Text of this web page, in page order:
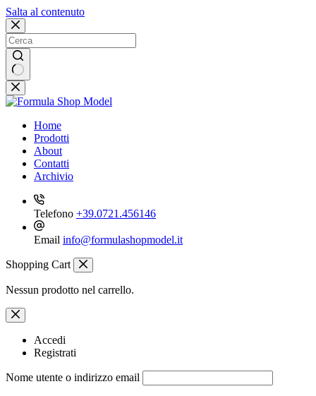
Salta al contenuto
Nessun
risultato
Home
Prodotti
About
Contatti
Archivio
Telefono +39.0721.456146
Email info@formulashopmodel.it
Shopping Cart
Nessun prodotto nel carrello.
Accedi
Registrati
Nome utente o indirizzo email